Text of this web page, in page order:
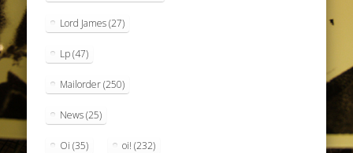
Lord James(27)
Lp(47)
Mailorder(250)
News(25)
Oi (35) oi! (232)